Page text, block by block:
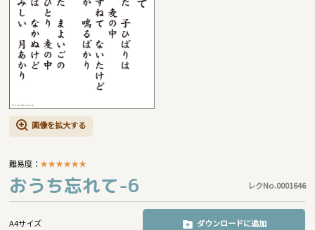
画像を拡大する
難易度：★★★★★★
おうち忘れて-6 レクNo.0001646
A4サイズ ダウンロードに追加